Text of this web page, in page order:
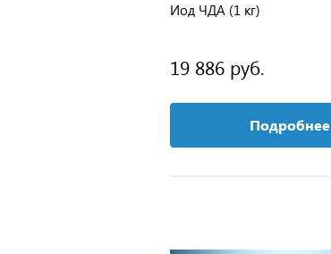
Иод ЧДА (1 кг)
19 886 руб.
Подробнее